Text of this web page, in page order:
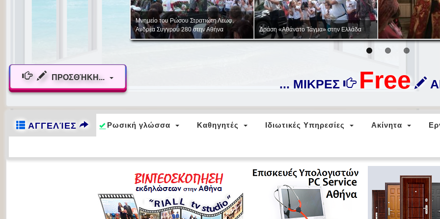
Στρατιωτικό-πατριωτικό παιχνίδι
«ΖΑΡΝΙΤΣΑ»
ΠΡΟΣΘΉΚΗ... ... ΜΙΚΡΕΣ Free
ΑΓΓΕΛΊΕΣ Ρωσική γλώσσα Καθηγητές Ιδιωτικές Υπηρεσίες Ακίνητα